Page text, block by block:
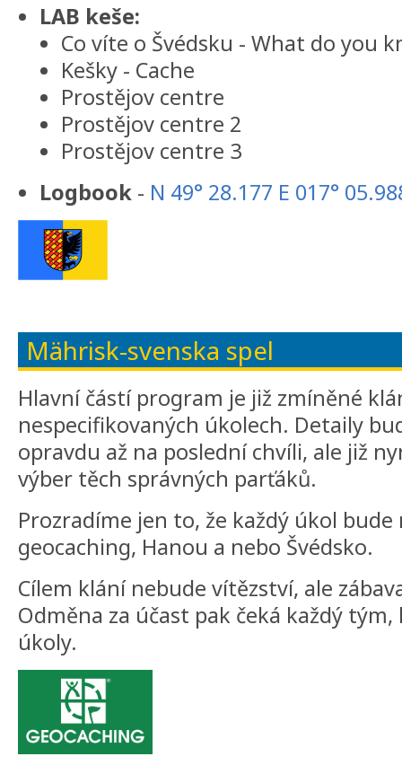
LAB keše:
Co víte o Švédsku - What do you
Kešky - Cache
Prostějov centre
Prostějov centre 2
Prostějov centre 3
Logbook - N 49° 28.177 E 017°
Mährisk-svenska spel
Hlavní částí program je již zmíněné
nespecifikovaných úkolech. Detaily
opravdu až na poslední chvíli, ale již
výber těch správných parťáků.
Prozradíme jen to, že každý úkol
geocaching, Hanou a nebo Švédsko.
Cílem klání nebude vítězství, ale
Odměna za účast pak čeká každý
úkoly.